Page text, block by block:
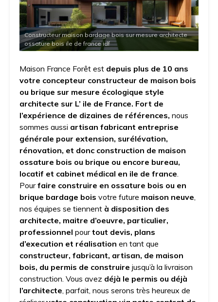
Constructeur maison bardage bois sur mesure architecte
ossature bois ile de france idf
Maison France Forêt est depuis plus de 10 ans
votre concepteur constructeur de maison bois
ou brique sur mesure écologique style
architecte sur L’ ile de France. Fort de
l’expérience de dizaines de références, nous
sommes aussi artisan fabricant entreprise
générale pour extension, surélévation,
rénovation, et donc construction de maison
ossature bois ou brique ou encore bureau,
locatif et cabinet médical en ile de france
Pourfaire construire en ossature bois ou en
brique bardage bois votre future maison neuve
nos équipes se tiennent à disposition des
architecte, maitre d’oeuvre, particulier,
professionnel pourtout devis, plans
d’execution et réalisation en tant que
constructeur, fabricant, artisan, de maison
bois, du permis de construire jusqu’à la livraison
construction. Vous avez déjà le permis ou déjà
l’architecte , parfait, nous serons très heureux de